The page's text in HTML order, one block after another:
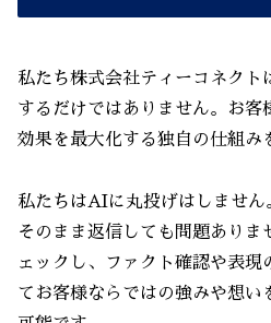
私たち株式会社ティーコネク
するだけではありません。お客
効果を最大化する独自の仕組み
私たちはAIに丸投げはしません
そのまま返信しても問題ありま
ェックし、ファクト確認や表現
てお客様ならではの強みや想い